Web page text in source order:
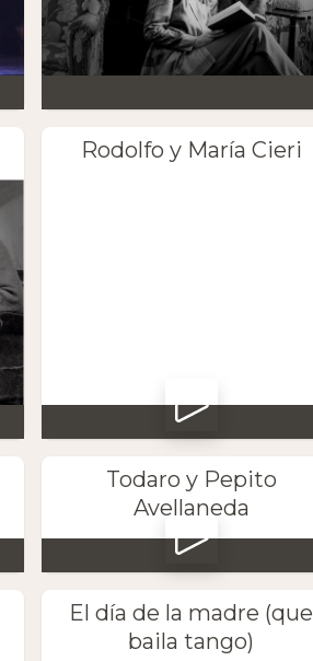
Rodolfo y María Cieri
Todaro y Pepito
Avellaneda
El día de la madre (que
baila tango)